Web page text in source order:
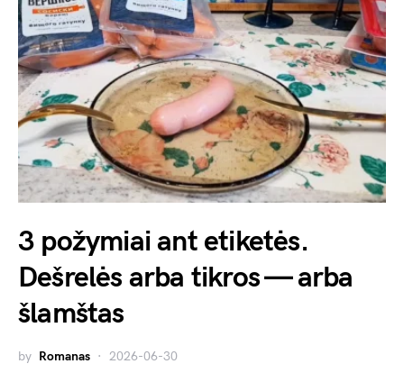
3 požymiai ant etiketės.
Dešrelės arba tikros — arba
šlamštas
by Romanas 2026-06-30